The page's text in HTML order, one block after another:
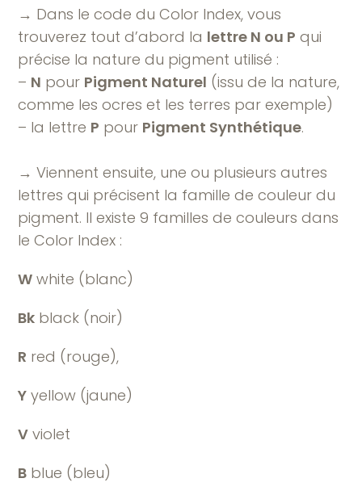
→ Dans le code du Color Index, vous
trouverez tout d’abord la lettre N ou P qui
précise la nature du pigment utilisé :
– N pour Pigment Naturel (issu de la nature,
comme les ocres et les terres par exemple)
– la lettre P pour Pigment Synthétique.
→ Viennent ensuite, une ou plusieurs autres
lettres qui précisent la famille de couleur du
pigment. Il existe 9 familles de couleurs dans
le Color Index :
W white (blanc)
Bk black (noir)
R red (rouge),
Y yellow (jaune)
V violet
B blue (bleu)